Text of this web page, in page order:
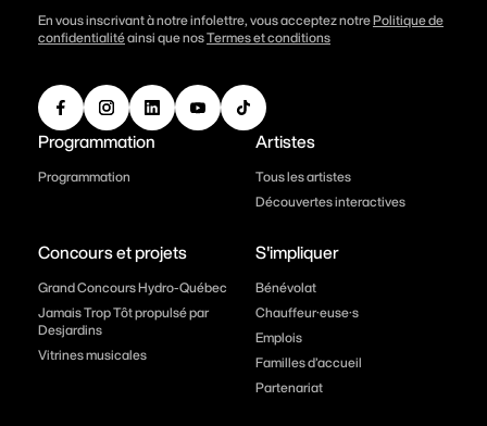
En vous inscrivant à notre infolettre, vous acceptez notrePolitique de
confidentialitéainsi que nosTermes et conditions
Programmation
Programmation
Artistes
Tous les artistes
Découvertes interactives
Concours et projets
Grand Concours Hydro-Québec
Jamais Trop Tôt propulsé par
Desjardins
Vitrines musicales
S'impliquer
Bénévolat
Chauffeur·euse·s
Emplois
Familles d’accueil
Partenariat